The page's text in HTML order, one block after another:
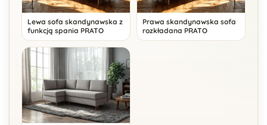
Lewa sofa skandynawska z
funkcją spania PRATO
Prawa skandynawska sofa
rozkładana PRATO